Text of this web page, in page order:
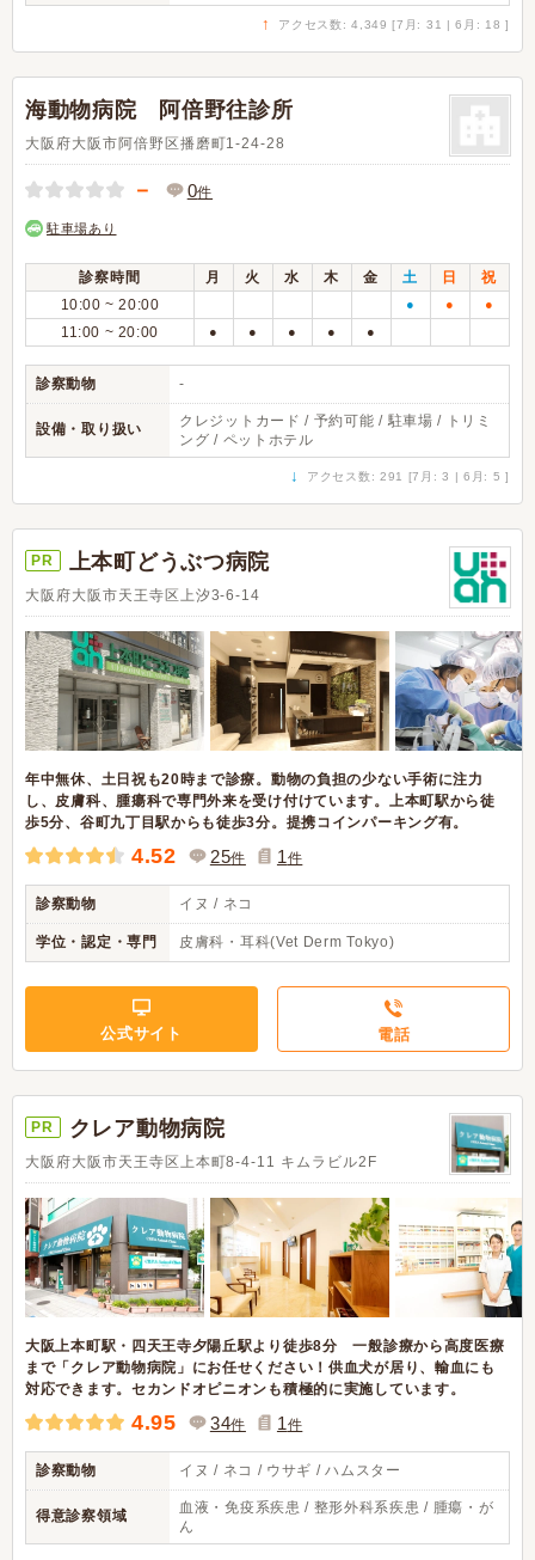
↑ アクセス数: 4,349 [7月: 31 | 6月: 18 ]
海動物病院 阿倍野往診所
大阪府大阪市阿倍野区播磨町1-24-28
－ 0件
駐車場あり
診察時間 月 火 水 木 金 土 日
祝
10:00 ~ 20:00
● ● ●
11:00 ~ 20:00 ● ● ● ● ●
診察動物 -
設備・取り扱い
クレジットカード / 予約可能 / 駐車場 / トリミ
ング / ペットホテル
↓ アクセス数: 291 [7月: 3 | 6月: 5 ]
PR 上本町どうぶつ病院
大阪府大阪市天王寺区上汐3-6-14
年中無休、土日祝も20時まで診療。動物の負担の少ない手術に注力
し、皮膚科、腫瘍科で専門外来を受け付けています。上本町駅から徒
歩5分、谷町九丁目駅からも徒歩3分。提携コインパーキング有。
4.52 25件 1件
診察動物 イヌ / ネコ
学位・認定・専門 皮膚科・耳科(Vet Derm Tokyo)
公式サイト 電話
PR クレア動物病院
大阪府大阪市天王寺区上本町8-4-11 キムラビル2F
大阪上本町駅・四天王寺夕陽丘駅より徒歩8分 一般診療から高度医療
まで「クレア動物病院」にお任せください！供血犬が居り、輸血にも
対応できます。セカンドオピニオンも積極的に実施しています。
4.95 34件 1件
診察動物 イヌ / ネコ / ウサギ / ハムスター
得意診察領域
血液・免疫系疾患 / 整形外科系疾患 / 腫瘍・が
ん